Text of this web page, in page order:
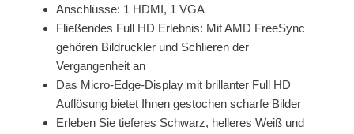
Anschlüsse: 1 HDMI, 1 VGA
Fließendes Full HD Erlebnis: Mit AMD FreeSync
gehören Bildruckler und Schlieren der
Vergangenheit an
Das Micro-Edge-Display mit brillanter Full HD
Auflösung bietet Ihnen gestochen scharfe Bilder
Erleben Sie tieferes Schwarz, helleres Weiß und